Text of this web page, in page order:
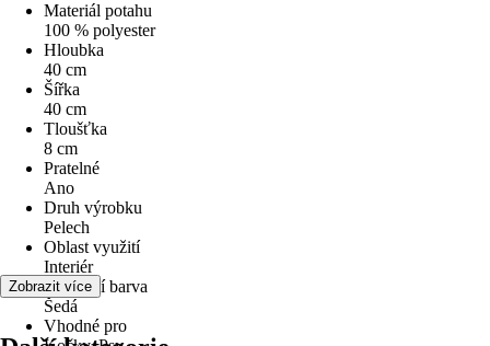
Materiál potahu
100 % polyester
Hloubka
40 cm
Šířka
40 cm
Tloušťka
8 cm
Pratelné
Ano
Druh výrobku
Pelech
Oblast využití
Interiér
Základní barva
Šedá
Vhodné pro
Zobrazit více